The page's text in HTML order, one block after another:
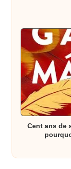
Posted
in
Cent ans de